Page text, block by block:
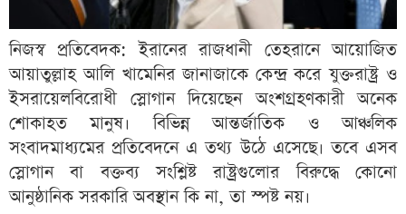
নিজস্ব প্রতিবেদক: ইরানের রাজধানী তেহরানে আয়োজিত
আয়াতুল্লাহ আলি খামেনির জানাজাকে কেন্দ্র করে যুক্তরাষ্ট্র ও
ইসরায়েলবিরোধী স্লোগান দিয়েছেন অংশগ্রহণকারী অনেক
শোকাহত মানুষ। বিভিন্ন আন্তর্জাতিক ও আঞ্চলিক
সংবাদমাধ্যমের প্রতিবেদনে এ তথ্য উঠে এসেছে। তবে এসব
স্লোগান বা বক্তব্য সংশ্লিষ্ট রাষ্ট্রগুলোর বিরুদ্ধে কোনো
আনুষ্ঠানিক সরকারি অবস্থান কি না, তা স্পষ্ট নয়।